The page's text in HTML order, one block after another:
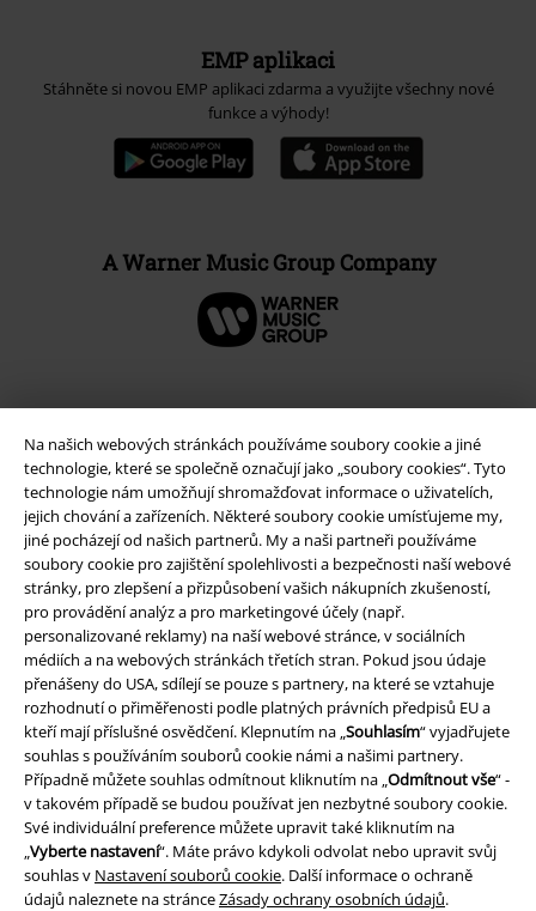
Na našich webových stránkách používáme soubory cookie a jiné
technologie, které se společně označují jako „soubory cookies“. Tyto
technologie nám umožňují shromažďovat informace o uživatelích,
jejich chování a zařízeních. Některé soubory cookie umísťujeme my,
jiné pocházejí od našich partnerů. My a naši partneři používáme
soubory cookie pro zajištění spolehlivosti a bezpečnosti naší webové
stránky, pro zlepšení a přizpůsobení vašich nákupních zkušeností,
pro provádění analýz a pro marketingové účely (např.
personalizované reklamy) na naší webové stránce, v sociálních
médiích a na webových stránkách třetích stran. Pokud jsou údaje
přenášeny do USA, sdílejí se pouze s partnery, na které se vztahuje
rozhodnutí o přiměřenosti podle platných právních předpisů EU a
kteří mají příslušné osvědčení. Klepnutím na „Souhlasím“ vyjadřujete
souhlas s používáním souborů cookie námi a našimi partnery.
Případně můžete souhlas odmítnout kliknutím na „Odmítnout vše“ -
v takovém případě se budou používat jen nezbytné soubory cookie.
Své individuální preference můžete upravit také kliknutím na
„Vyberte nastavení“. Máte právo kdykoli odvolat nebo upravit svůj
souhlas v Nastavení souborů cookie. Další informace o ochraně
údajů naleznete na stránceZásady ochrany osobních údajů.
EMP aplikaci
Stáhněte si novou EMP aplikaci zdarma a využijte všechny nové
funkce a výhody!
A Warner Music Group Company
Právní informace
Podmínky
Prohlášení
Ochrana osobních údajů
Likvidace odpadu a ochrana životního prostředí
Prohlášení o shodě